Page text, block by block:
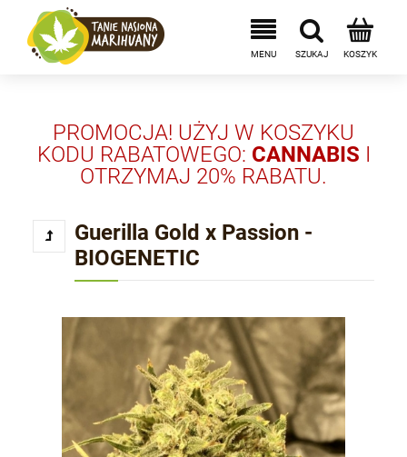
PROMOCJA! UŻYJ W KOSZYKU
KODU RABATOWEGO: CANNABIS I
OTRZYMAJ 20% RABATU.
Guerilla Gold x Passion -
BIOGENETIC